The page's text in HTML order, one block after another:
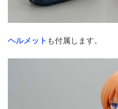
ヘルメット も付属します。